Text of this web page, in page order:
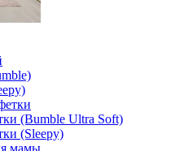
(Bumble Ultra Soft)
(Sleepy)
мамы